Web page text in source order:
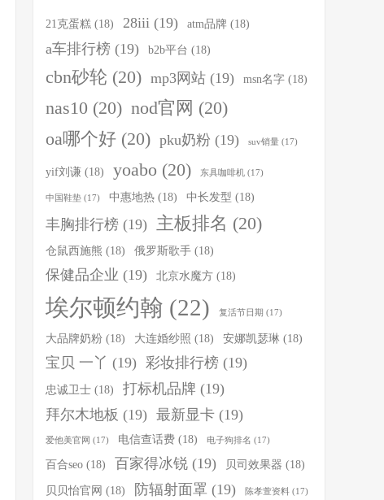
21克蛋糕 (18) 28iii (19) atm品牌 (18)
a车排行榜 (19) b2b平台 (18)
cbn砂轮 (20) mp3网站 (19) msn名字 (18)
nas10 (20) nod官网 (20)
oa哪个好 (20) pku奶粉 (19) suv销量 (17)
yif刘谦 (18) yoabo (20) 东具咖啡机 (17)
中国鞋垫 (17) 中惠地热 (18) 中长发型 (18)
丰胸排行榜 (19) 主板排名 (20)
仓鼠西施熊 (18) 俄罗斯歌手 (18)
保健品企业 (19) 北京水魔方 (18)
埃尔顿约翰 (22) 复活节日期 (17)
大品牌奶粉 (18) 大连婚纱照 (18) 安娜凯瑟琳 (18)
宝贝 一丫 (19) 彩妆排行榜 (19)
忠诚卫士 (18) 打标机品牌 (19)
拜尔木地板 (19) 最新显卡 (19)
爱他美官网 (17) 电信查话费 (18) 电子狗排名 (17)
百合seo (18) 百家得冰锐 (19) 贝司效果器 (18)
贝贝怡官网 (18) 防辐射面罩 (19) 陈孝萱资料 (17)